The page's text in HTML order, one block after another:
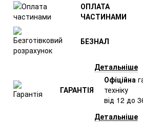
ОПЛАТА
ЧАСТИНАМИ
БЕЗНАЛ
Детальніше
ГАРАНТІЯ
Офіційна
техніку
від 12 до
Детальніше